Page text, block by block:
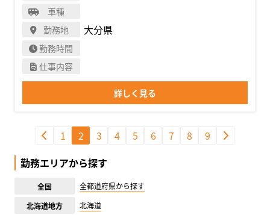
車種
勤務地
大分県
勤務時間
仕事内容
詳しく見る
1 2 3 4 5 6 7 8
9
勤務エリアから探す
全国
全都道府県から探す
北海道地方
北海道